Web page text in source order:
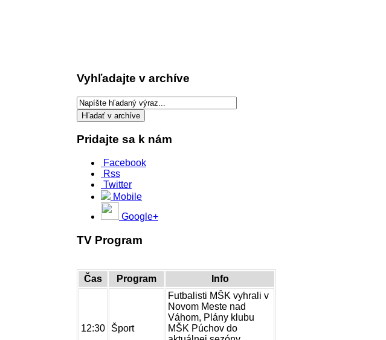
Vyhľadajte v archíve
Pridajte sa k nám
Facebook
Rss
Twitter
Mobile
Google+
TV Program
Čas Program Info
12:30 Šport
Futbalisti MŠK vyhrali v
Novom Meste nad
Váhom, Plány klubu
MŠK Púchov do